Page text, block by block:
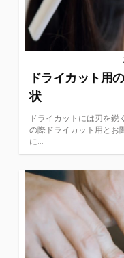
ドライカット用
状
ドライカットには刃を
の際ドライカット用とお
に...